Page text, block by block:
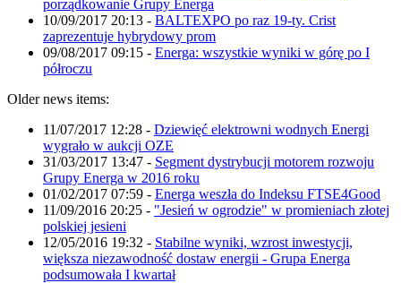
porządkowanie Grupy Energa
10/09/2017 20:13 - BALTEXPO po raz 19-ty. Crist
zaprezentuje hybrydowy prom
09/08/2017 09:15 - Energa: wszystkie wyniki w górę po I
półroczu
Older news items:
11/07/2017 12:28 - Dziewięć elektrowni wodnych Energi
wygrało w aukcji OZE
31/03/2017 13:47 - Segment dystrybucji motorem rozwoju
Grupy Energa w 2016 roku
01/02/2017 07:59 - Energa weszła do Indeksu FTSE4Good
11/09/2016 20:25 - "Jesień w ogrodzie" w promieniach złotej
polskiej jesieni
12/05/2016 19:32 - Stabilne wyniki, wzrost inwestycji,
większa niezawodność dostaw energii - Grupa Energa
podsumowała I kwartał